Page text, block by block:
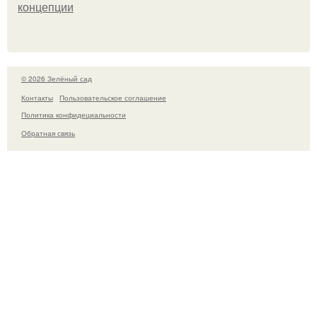
концепции
© 2026 Зелёный сад
Контакты
Пользовательское соглашение
Политика конфидециальности
Обратная связь